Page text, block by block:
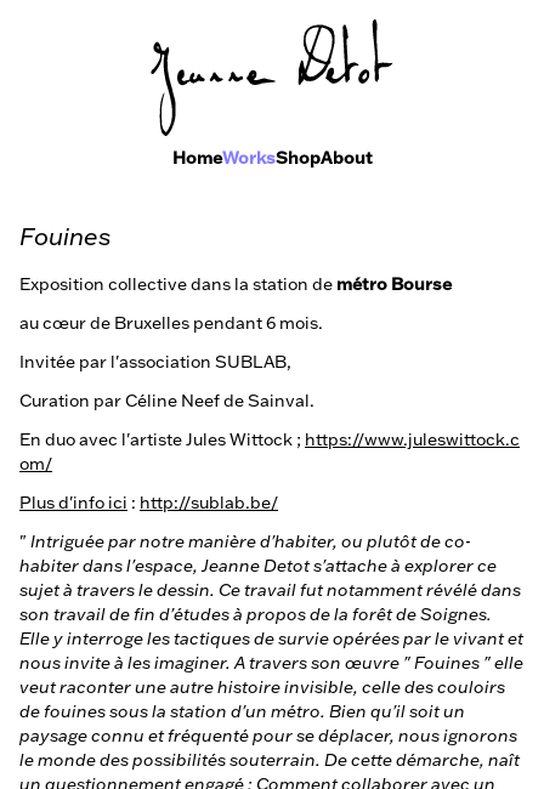
HomeWorksShopAbout
Fouines
Exposition collective dans la station de métro Bourse
au cœur de Bruxelles pendant 6 mois.
Invitée par l'association SUBLAB,
Curation par Céline Neef de Sainval.
En duo avec l'artiste Jules Wittock ; https://www.juleswittock.c
om/
Plus d'info ici : http://sublab.be/
" Intriguée par notre manière d'habiter, ou plutôt de co-
habiter dans l'espace, Jeanne Detot s'attache à explorer ce
sujet à travers le dessin. Ce travail fut notamment révélé dans
son travail de fin d'études à propos de la forêt de Soignes.
Elle y interroge les tactiques de survie opérées par le vivant et
nous invite à les imaginer. A travers son œuvre " Fouines " elle
veut raconter une autre histoire invisible, celle des couloirs
de fouines sous la station d'un métro. Bien qu'il soit un
paysage connu et fréquenté pour se déplacer, nous ignorons
le monde des possibilités souterrain. De cette démarche, naît
un questionnement engagé : Comment collaborer avec un